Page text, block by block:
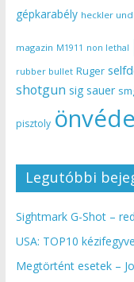
gépkarabély heckler
magazin M1911 non lethal
rubber bullet Ruger
shotgun sig sauer
pisztoly
Legutóbbi
Sightmark G-Shot –
USA: TOP10
Megtörtént esetek –